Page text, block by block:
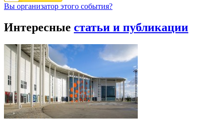
Вы организатор этого события?
Интересные статьи и публикации